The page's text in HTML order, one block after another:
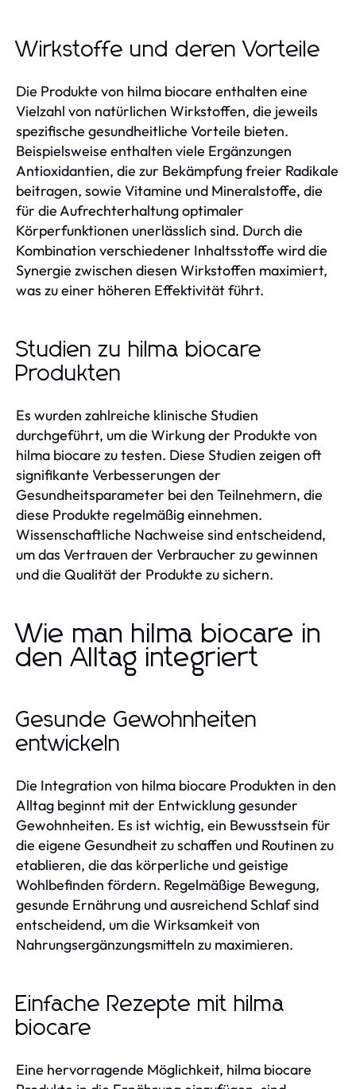
Wirkstoffe und deren Vorteile
Die Produkte von hilma biocare enthalten eine
Vielzahl von natürlichen Wirkstoffen, die jeweils
spezifische gesundheitliche Vorteile bieten.
Beispielsweise enthalten viele Ergänzungen
Antioxidantien, die zur Bekämpfung freier Radikale
beitragen, sowie Vitamine und Mineralstoffe, die
für die Aufrechterhaltung optimaler
Körperfunktionen unerlässlich sind. Durch die
Kombination verschiedener Inhaltsstoffe wird die
Synergie zwischen diesen Wirkstoffen maximiert,
was zu einer höheren Effektivität führt.
Studien zu hilma biocare
Produkten
Es wurden zahlreiche klinische Studien
durchgeführt, um die Wirkung der Produkte von
hilma biocare zu testen. Diese Studien zeigen oft
signifikante Verbesserungen der
Gesundheitsparameter bei den Teilnehmern, die
diese Produkte regelmäßig einnehmen.
Wissenschaftliche Nachweise sind entscheidend,
um das Vertrauen der Verbraucher zu gewinnen
und die Qualität der Produkte zu sichern.
Wie man hilma biocare in
den Alltag integriert
Gesunde Gewohnheiten
entwickeln
Die Integration von hilma biocare Produkten in den
Alltag beginnt mit der Entwicklung gesunder
Gewohnheiten. Es ist wichtig, ein Bewusstsein für
die eigene Gesundheit zu schaffen und Routinen zu
etablieren, die das körperliche und geistige
Wohlbefinden fördern. Regelmäßige Bewegung,
gesunde Ernährung und ausreichend Schlaf sind
entscheidend, um die Wirksamkeit von
Nahrungsergänzungsmitteln zu maximieren.
Einfache Rezepte mit hilma
biocare
Eine hervorragende Möglichkeit, hilma biocare